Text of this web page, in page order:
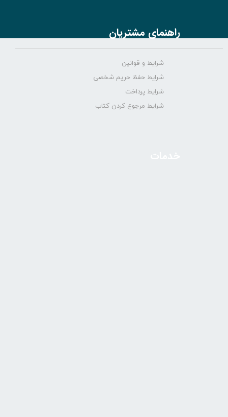
راهنمای مشتریان
شرایط و قوانین
شرایط حفظ حریم شخصی
شرایط پرداخت
شرایط مرجوع کردن کتاب